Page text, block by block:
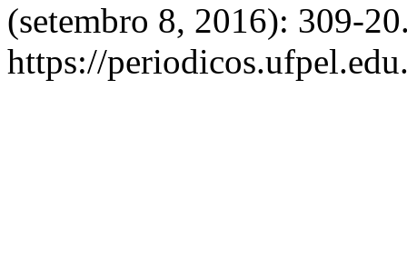
(setembro 8, 2016): 309-
https://